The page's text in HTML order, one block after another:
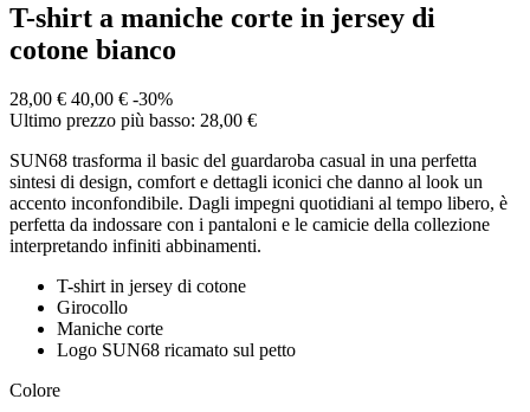
T-shirt a maniche corte in jersey di
cotone bianco
28,00 € 40,00 € -30%
Ultimo prezzo più basso: 28,00 €
SUN68 trasforma il basic del guardaroba casual in una perfetta
sintesi di design, comfort e dettagli iconici che danno al look un
accento inconfondibile. Dagli impegni quotidiani al tempo libero, è
perfetta da indossare con i pantaloni e le camicie della collezione
interpretando infiniti abbinamenti.
T-shirt in jersey di cotone
Girocollo
Maniche corte
Logo SUN68 ricamato sul petto
Colore